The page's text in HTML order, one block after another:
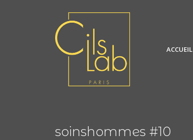
ACCUEIL
soinshommes #10